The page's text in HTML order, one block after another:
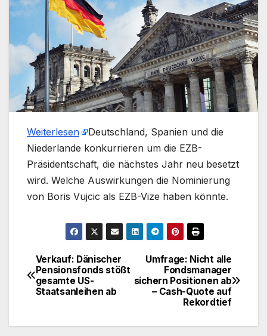
Weiterlesen
​Deutschland, Spanien und die
Niederlande konkurrieren um die EZB-
Präsidentschaft, die nächstes Jahr neu besetzt
wird. Welche Auswirkungen die Nominierung
von Boris Vujcic als EZB-Vize haben könnte.
Beitragsnavigation
Umfrage: Nicht alle
Fondsmanager
sichern Positionen ab
– Cash-Quote auf
Rekordtief
Verkauf: Dänischer
Pensionsfonds stößt
gesamte US-
Staatsanleihen ab